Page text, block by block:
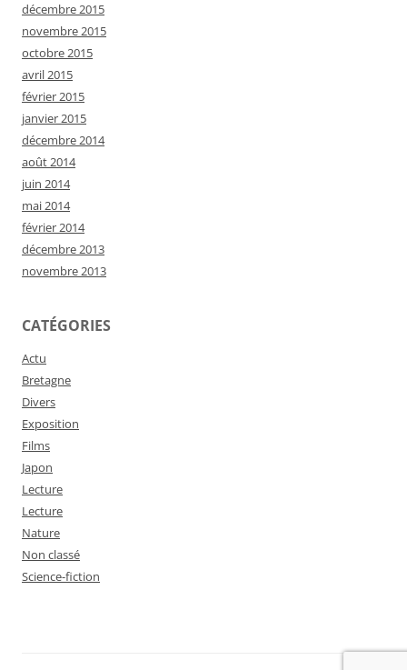
décembre 2015
novembre 2015
octobre 2015
avril 2015
février 2015
janvier 2015
décembre 2014
août 2014
juin 2014
mai 2014
février 2014
décembre 2013
novembre 2013
CATÉGORIES
Actu
Bretagne
Divers
Exposition
Films
Japon
Lecture
Lecture
Nature
Non classé
Science-fiction